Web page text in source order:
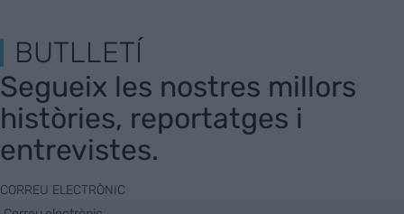
BUTLLETÍ
Segueix les nostres millors
històries, reportatges i
entrevistes.
CORREU ELECTRÒNIC